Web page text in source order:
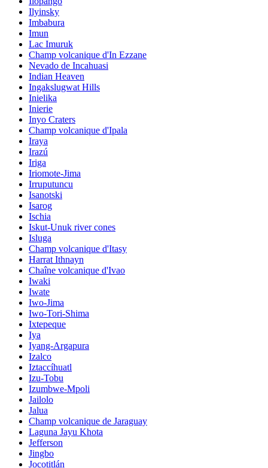
Ilyinsky
Imbabura
Imun
Lac Imuruk
Champ volcanique d'In Ezzane
Nevado de Incahuasi
Indian Heaven
Ingakslugwat Hills
Inielika
Inierie
Inyo Craters
Champ volcanique d'Ipala
Iraya
Irazú
Iriga
Iriomote-Jima
Irruputuncu
Isanotski
Isarog
Ischia
Iskut-Unuk river cones
Isluga
Champ volcanique d'Itasy
Harrat Ithnayn
Chaîne volcanique d'Ivao
Iwaki
Iwate
Iwo-Jima
Iwo-Tori-Shima
Ixtepeque
Iya
Iyang-Argapura
Izalco
Iztaccíhuatl
Izu-Tobu
Izumbwe-Mpoli
Jailolo
Jalua
Champ volcanique de Jaraguay
Laguna Jayu Khota
Jefferson
Jingbo
Jocotitlán